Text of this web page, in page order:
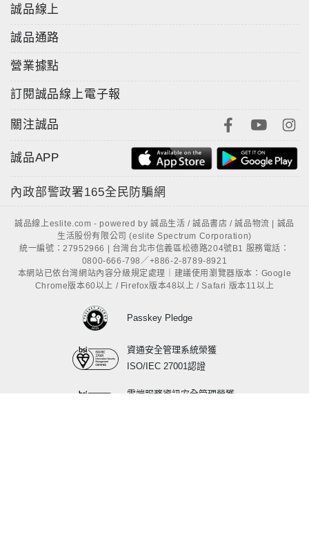
誠品線上
誠品通路
營業據點
訂閱誠品線上電子報
關注誠品
誠品APP
內政部警政署165全民防騙網
誠品線上eslite.com - powered by 誠品生活 / 誠品書店 / 誠品物流 | 誠品
生活股份有限公司 (eslite Spectrum Corporation)
統一編號：27952966 | 台灣台北市信義區松德路204號B1 服務電話：
0800-666-798／+886-2-8789-8921
本網站已依台灣網站內容分級規定處理｜建議使用瀏覽器版本：Google
Chrome版本60以上 / Firefox版本48以上 / Safari 版本11以上
Passkey Pledge
資通安全管理系統榮獲
ISO/IEC 27001認證
雲端服務資訊安全管理榮獲